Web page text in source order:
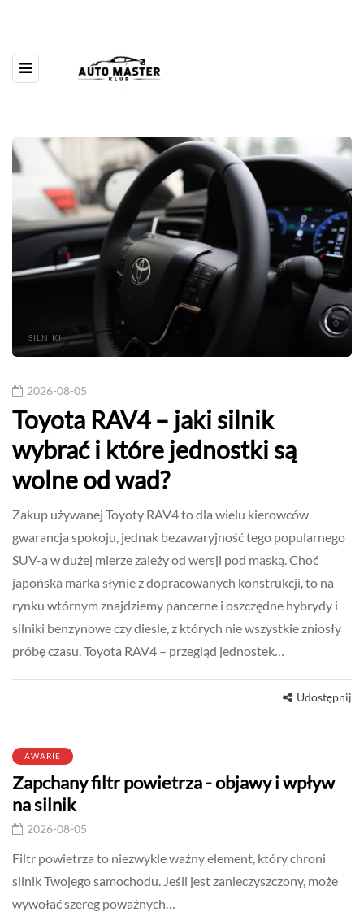
SILNIKI
2026-08-05
Toyota RAV4 – jaki silnik
wybrać i które jednostki są
wolne od wad?
Zakup używanej Toyoty RAV4 to dla wielu kierowców
gwarancja spokoju, jednak bezawaryjność tego popularnego
SUV-a w dużej mierze zależy od wersji pod maską. Choć
japońska marka słynie z dopracowanych konstrukcji, to na
rynku wtórnym znajdziemy pancerne i oszczędne hybrydy i
silniki benzynowe czy diesle, z których nie wszystkie zniosły
próbę czasu. Toyota RAV4 – przegląd jednostek…
Udostępnij
AWARIE
Zapchany filtr powietrza - objawy i wpływ
na silnik
2026-08-05
Filtr powietrza to niezwykle ważny element, który chroni
silnik Twojego samochodu. Jeśli jest zanieczyszczony, może
wywołać szereg poważnych…